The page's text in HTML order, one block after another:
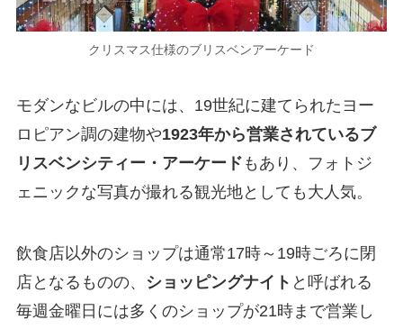
クリスマス仕様のブリスベンアーケード
モダンなビルの中には、19世紀に建てられたヨー
ロピアン調の建物や1923年から営業されているブ
リスベンシティー・アーケード もあり、フォトジ
ェニックな写真が撮れる観光地としても大人気。
飲食店以外のショップは通常17時～19時ごろに閉
店となるものの、
ショッピングナイト と呼ばれる
毎週金曜日には多くのショップが21時まで営業し